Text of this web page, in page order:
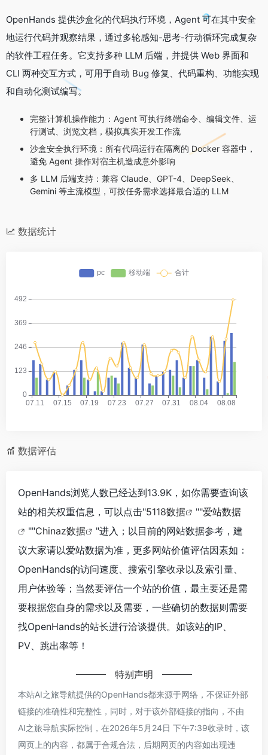
OpenHands 提供沙盒化的代码执行环境，Agent 可在其中安全
地运行代码并观察结果，通过多轮感知-思考-行动循环完成复杂
的软件工程任务。它支持多种 LLM 后端，并提供 Web 界面和
CLI 两种交互方式，可用于自动 Bug 修复、代码重构、功能实现
和自动化测试编写。
完整计算机操作能力：Agent 可执行终端命令、编辑文件、运
行测试、浏览文档，模拟真实开发工作流
沙盒安全执行环境：所有代码运行在隔离的 Docker 容器中，
避免 Agent 操作对宿主机造成意外影响
多 LLM 后端支持：兼容 Claude、GPT-4、DeepSeek、
Gemini 等主流模型，可按任务需求选择最合适的 LLM
数据统计
数据评估
OpenHands浏览人数已经达到13.9K，如你需要查询该
站的相关权重信息，可以点击"5118数据 ""爱站数据
""Chinaz数据
"进入；以目前的网站数据参考，建
议大家请以爱站数据为准，更多网站价值评估因素如：
OpenHands的访问速度、搜索引擎收录以及索引量、
用户体验等；当然要评估一个站的价值，最主要还是需
要根据您自身的需求以及需要，一些确切的数据则需要
找OpenHands的站长进行洽谈提供。如该站的IP、
PV、跳出率等！
特别声明
本站AI之旅导航提供的OpenHands都来源于网络，不保证外部
链接的准确性和完整性，同时，对于该外部链接的指向，不由
AI之旅导航实际控制，在2026年5月24日 下午7:39收录时，该
网页上的内容，都属于合规合法，后期网页的内容如出现违